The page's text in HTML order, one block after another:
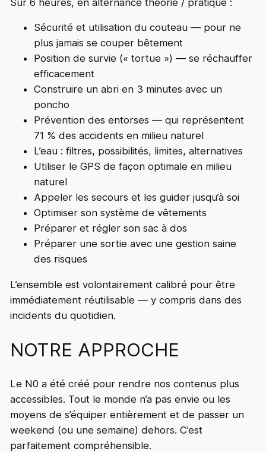
Sécurité et utilisation du couteau — pour ne
plus jamais se couper bêtement
Position de survie (« tortue ») — se réchauffer
efficacement
Construire un abri en 3 minutes avec un
poncho
Prévention des entorses — qui représentent
71 % des accidents en milieu naturel
L’eau : filtres, possibilités, limites, alternatives
Utiliser le GPS de façon optimale en milieu
naturel
Appeler les secours et les guider jusqu’à soi
Optimiser son système de vêtements
Préparer et régler son sac à dos
Préparer une sortie avec une gestion saine
des risques
L’ensemble est volontairement calibré pour être
immédiatement réutilisable — y compris dans des
incidents du quotidien.
NOTRE APPROCHE
Le N0 a été créé pour rendre nos contenus plus
accessibles. Tout le monde n’a pas envie ou les
moyens de s’équiper entièrement et de passer un
weekend (ou une semaine) dehors. C’est
parfaitement compréhensible.